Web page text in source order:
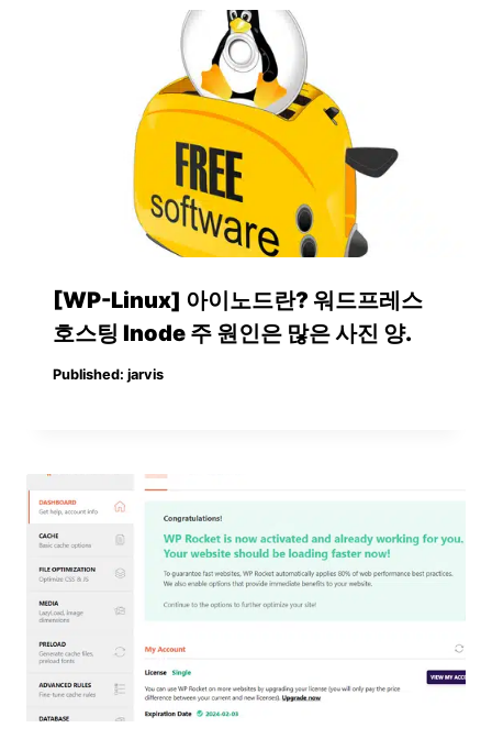
[WP-Linux] 아이노드란? 워드프레스
호스팅 Inode 주 원인은 많은 사진 양.
Published: jarvis